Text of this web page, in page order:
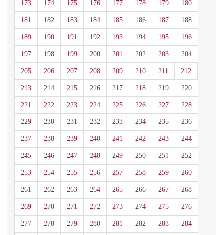
173 174 175 176 177 178 179 180
181 182 183 184 185 186 187 188
189 190 191 192 193 194 195 196
197 198 199 200 201 202 203 204
205 206 207 208 209 210 211 212
213 214 215 216 217 218 219 220
221 222 223 224 225 226 227 228
229 230 231 232 233 234 235 236
237 238 239 240 241 242 243 244
245 246 247 248 249 250 251 252
253 254 255 256 257 258 259 260
261 262 263 264 265 266 267 268
269 270 271 272 273 274 275 276
277 278 279 280 281 282 283 284